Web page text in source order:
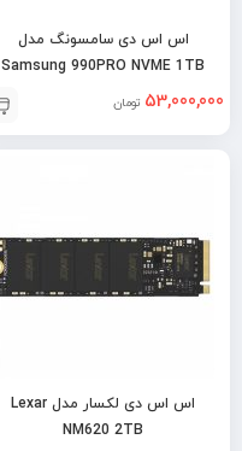
اس اس دی سامسونگ مدل
Samsung 990PRO NVME 1TB
53,000,000 تومان
اس اس دی لکسار مدل Lexar
NM620 2TB